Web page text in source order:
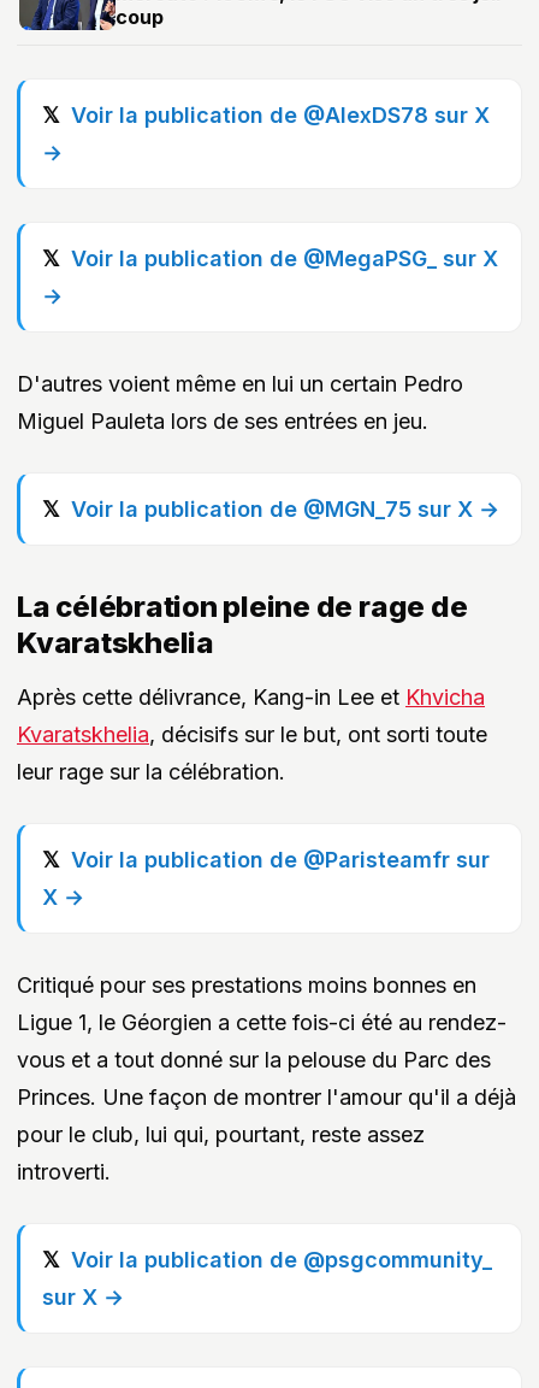
coup
Voir la publication de @AlexDS78 sur X
→
Voir la publication de @MegaPSG_ sur X
→
D'autres voient même en lui un certain Pedro
Miguel Pauleta lors de ses entrées en jeu.
Voir la publication de @MGN_75 sur X →
La célébration pleine de rage de
Kvaratskhelia
Après cette délivrance, Kang-in Lee et Khvicha
Kvaratskhelia, décisifs sur le but, ont sorti toute
leur rage sur la célébration.
Voir la publication de @Paristeamfr sur
X →
Critiqué pour ses prestations moins bonnes en
Ligue 1, le Géorgien a cette fois-ci été au rendez-
vous et a tout donné sur la pelouse du Parc des
Princes. Une façon de montrer l'amour qu'il a déjà
pour le club, lui qui, pourtant, reste assez
introverti.
Voir la publication de @psgcommunity_
sur X →